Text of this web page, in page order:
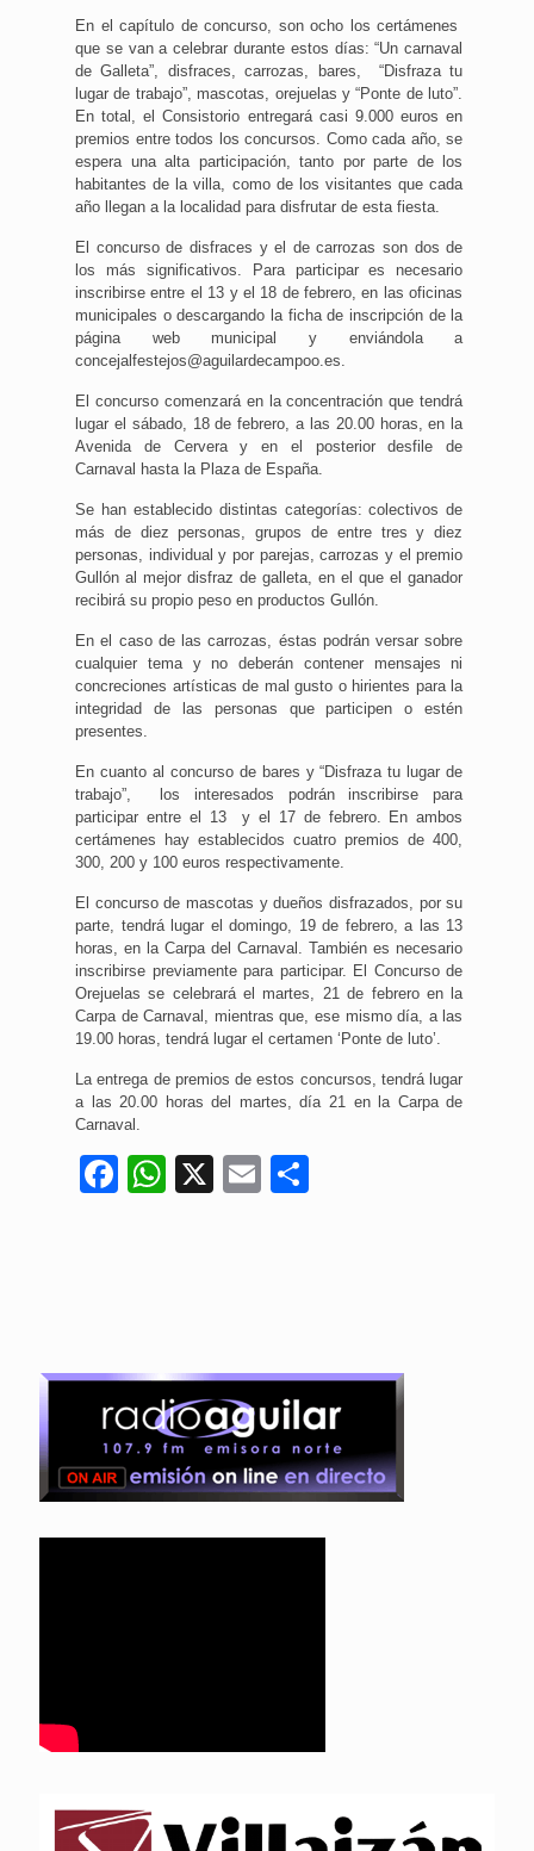
En el capítulo de concurso, son ocho los certámenes
que se van a celebrar durante estos días: “Un carnaval
de Galleta”, disfraces, carrozas, bares, “Disfraza tu
lugar de trabajo”, mascotas, orejuelas y “Ponte de luto”.
En total, el Consistorio entregará casi 9.000 euros en
premios entre todos los concursos. Como cada año, se
espera una alta participación, tanto por parte de los
habitantes de la villa, como de los visitantes que cada
año llegan a la localidad para disfrutar de esta fiesta.
El concurso de disfraces y el de carrozas son dos de
los más significativos. Para participar es necesario
inscribirse entre el 13 y el 18 de febrero, en las oficinas
municipales o descargando la ficha de inscripción de la
página web municipal y enviándola a
concejalfestejos@aguilardecampoo.es.
El concurso comenzará en la concentración que tendrá
lugar el sábado, 18 de febrero, a las 20.00 horas, en la
Avenida de Cervera y en el posterior desfile de
Carnaval hasta la Plaza de España.
Se han establecido distintas categorías: colectivos de
más de diez personas, grupos de entre tres y diez
personas, individual y por parejas, carrozas y el premio
Gullón al mejor disfraz de galleta, en el que el ganador
recibirá su propio peso en productos Gullón.
En el caso de las carrozas, éstas podrán versar sobre
cualquier tema y no deberán contener mensajes ni
concreciones artísticas de mal gusto o hirientes para la
integridad de las personas que participen o estén
presentes.
En cuanto al concurso de bares y “Disfraza tu lugar de
trabajo”, los interesados podrán inscribirse para
participar entre el 13 y el 17 de febrero. En ambos
certámenes hay establecidos cuatro premios de 400,
300, 200 y 100 euros respectivamente.
El concurso de mascotas y dueños disfrazados, por su
parte, tendrá lugar el domingo, 19 de febrero, a las 13
horas, en la Carpa del Carnaval. También es necesario
inscribirse previamente para participar. El Concurso de
Orejuelas se celebrará el martes, 21 de febrero en la
Carpa de Carnaval, mientras que, ese mismo día, a las
19.00 horas, tendrá lugar el certamen ‘Ponte de luto’.
La entrega de premios de estos concursos, tendrá lugar
a las 20.00 horas del martes, día 21 en la Carpa de
Carnaval.
Facebook
WhatsApp
X Email